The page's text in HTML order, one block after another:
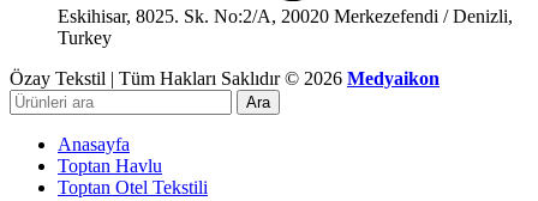
Eskihisar, 8025. Sk. No:2/A, 20020 Merkezefendi / Denizli,
Turkey
Özay Tekstil | Tüm Hakları Saklıdır © 2026 Medyaikon
Ara
Anasayfa
Toptan Havlu
Toptan Otel Tekstili